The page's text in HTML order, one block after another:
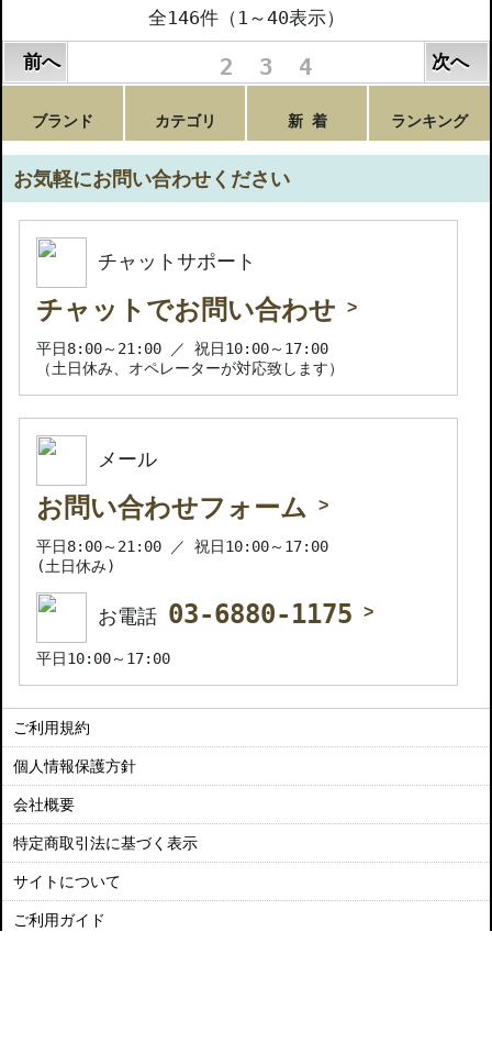
全146件（1～40表示）
前へ
2 3 4 次へ
ブランド カテゴリ 新 着 ランキング
お気軽にお問い合わせください
チャットサポート
チャットでお問い合わせ
平日8:00～21:00 ／ 祝日10:00～17:00
（土日休み、オペレーターが対応致します）
メール
お問い合わせフォーム
平日8:00～21:00 ／ 祝日10:00～17:00
(土日休み)
お電話 03-6880-1175
平日10:00～17:00
ご利用規約
個人情報保護方針
会社概要
特定商取引法に基づく表示
サイトについて
ご利用ガイド